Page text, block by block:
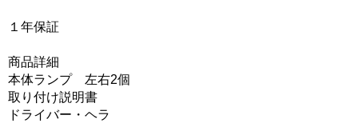
１年保証
商品詳細
本体ランプ 左右2個
取り付け説明書
ドライバー・ヘラ